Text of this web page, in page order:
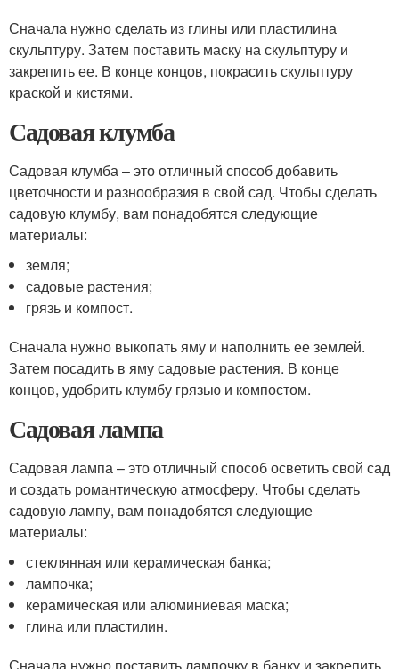
Сначала нужно сделать из глины или пластилина
скульптуру. Затем поставить маску на скульптуру и
закрепить ее. В конце концов, покрасить скульптуру
краской и кистями.
Садовая клумба
Садовая клумба – это отличный способ добавить
цветочности и разнообразия в свой сад. Чтобы сделать
садовую клумбу, вам понадобятся следующие
материалы:
земля;
садовые растения;
грязь и компост.
Сначала нужно выкопать яму и наполнить ее землей.
Затем посадить в яму садовые растения. В конце
концов, удобрить клумбу грязью и компостом.
Садовая лампа
Садовая лампа – это отличный способ осветить свой сад
и создать романтическую атмосферу. Чтобы сделать
садовую лампу, вам понадобятся следующие
материалы:
стеклянная или керамическая банка;
лампочка;
керамическая или алюминиевая маска;
глина или пластилин.